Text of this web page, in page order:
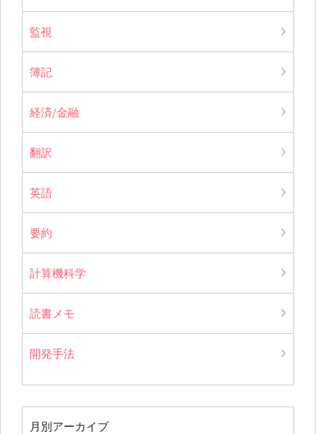
監視
簿記
経済/金融
翻訳
英語
要約
計算機科学
読書メモ
開発手法
月別アーカイブ